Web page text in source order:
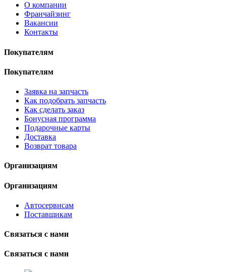
О компании
Франчайзинг
Вакансии
Контакты
Покупателям
Покупателям
Заявка на запчасть
Как подобрать запчасть
Как сделать заказ
Бонусная программа
Подарочные карты
Доставка
Возврат товара
Организациям
Организациям
Автосервисам
Поставщикам
Связаться с нами
Связаться с нами